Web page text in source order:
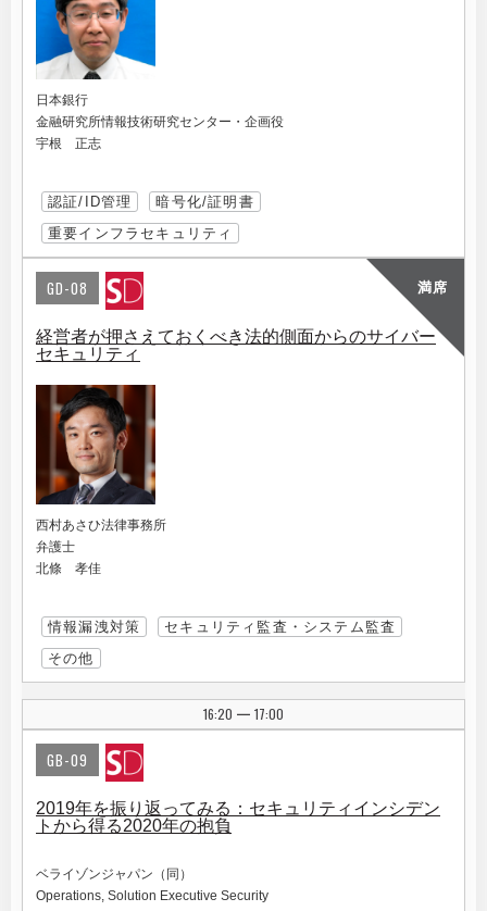
日本銀行
金融研究所情報技術研究センター・企画役
宇根 正志
認証/ID管理
暗号化/証明書
重要インフラセキュリティ
満席
GD-08
経営者が押さえておくべき法的側面からのサイバー
セキュリティ
西村あさひ法律事務所
弁護士
北條 孝佳
情報漏洩対策
セキュリティ監査・システム監査
その他
16:20 | 17:00
GB-09
2019年を振り返ってみる：セキュリティインシデン
トから得る2020年の抱負
ベライゾンジャパン（同）
Operations, Solution Executive Security